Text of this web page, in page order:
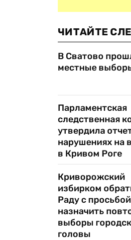
ЧИТАЙТЕ
В Сватово
местные
Парламентская
следственная
утвердила
нарушениях на
в Кривом Роге
Криворожский
избирком
Раду с просьбой
назначить
выборы
головы